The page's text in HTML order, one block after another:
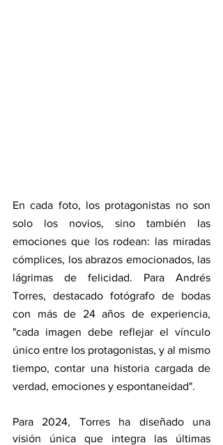
En cada foto, los protagonistas no son
solo los novios, sino también las
emociones que los rodean: las miradas
cómplices, los abrazos emocionados, las
lágrimas de felicidad. Para Andrés
Torres, destacado fotógrafo de bodas
con más de 24 años de experiencia,
"cada imagen debe reflejar el vínculo
único entre los protagonistas, y al mismo
tiempo, contar una historia cargada de
verdad, emociones y espontaneidad".
Para 2024, Torres ha diseñado una
visión única que integra las últimas